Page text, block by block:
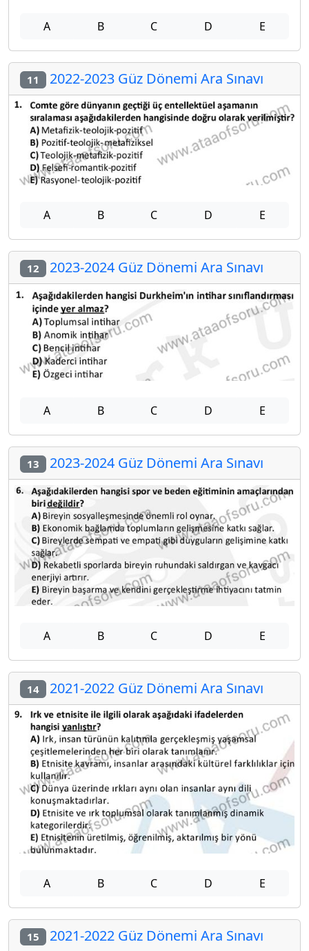
A B C D E
11 2022-2023 Güz Dönemi Ara Sınavı
A B C D E
12 2023-2024 Güz Dönemi Ara Sınavı
A B C D E
13 2023-2024 Güz Dönemi Ara Sınavı
A B C D E
14 2021-2022 Güz Dönemi Ara Sınavı
A B C D E
15 2021-2022 Güz Dönemi Ara Sınavı